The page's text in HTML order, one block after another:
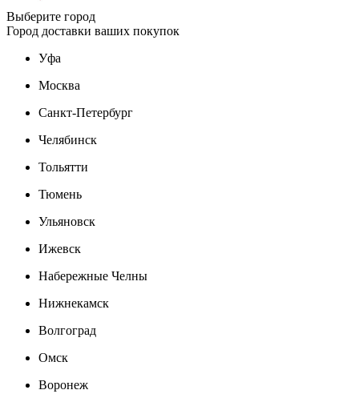
Выберите город
Город доставки ваших покупок
Уфа
Москва
Санкт-Петербург
Челябинск
Тольятти
Тюмень
Ульяновск
Ижевск
Набережные Челны
Нижнекамск
Волгоград
Омск
Воронеж